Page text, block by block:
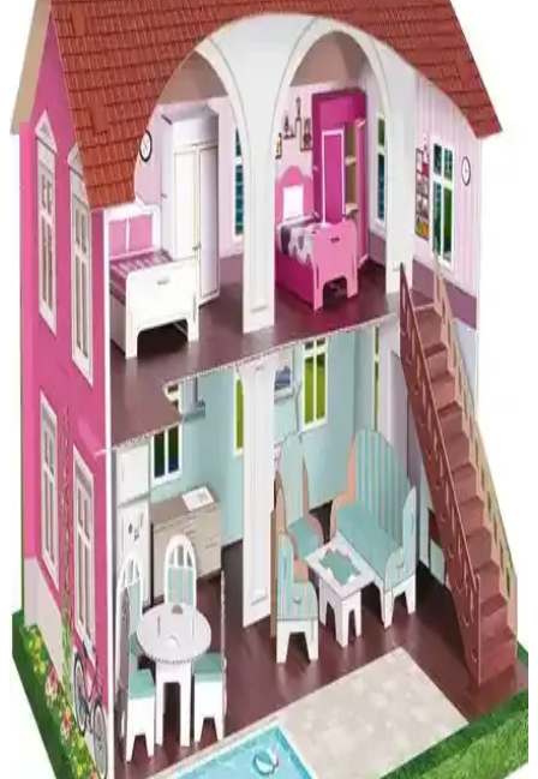
Kosla döşeme temizleyicisi hakkında genel bilgiler, kullanım
önerileri ve dikkat edilmesi gereken noktalar. Güvenli temizlik için
ürün talimatlarına uyulması önemlidir.
Hareketli Balerinli Piyano Müzik Kutuları: Estetik
ve Fonksiyonellik Bir Arada
Hareketli balerinli piyano müzik kutuları, estetik ve fonksiyonel
tasarımıyla ev dekorasyonunu zenginleştirir, nostaljik atmosfer ve şık
detaylar sunar.
ManamaBaby Keçi Kılı Bebek Saç Fırçası: Doğal ve
Güvenilir Bebek Bakım Aracı
ManamaBaby'nin doğal keçi kılı ve ahşap malzemeden tasarladığı
bebek saç fırçası, hassas ciltlere uygun, masaj ve saç gürleşmesine
destek sağlayan güvenilir bir bakım ürünüdür.
Woodylife 32'li Ahşap Mıknatıslı Balık Tutma Seti
Çocuklar İçin Eğitici Oyun Aracı
Çocukların motor becerilerini ve dikkatini geliştiren, doğal ahşap
malzemeden yapılmış 32 parçalık balık tutma seti, eğlenceli ve
eğitici oyun deneyimi sunar.
Kalides Parabox ve Yaprak Hediyelik Parabox
Karşılaştırması: Özellikler ve Kullanıcı Yorumları
İki popüler para biriktirme kutusunun detaylı karşılaştırması: Kalides
ve Yaprak Hediyelik Parabox modellerinin özellikleri, kullanıcı
yorumları ve hangisinin daha uygun olduğuna dair bilgiler.
FDM 7 Parça Ahşap Riga Seti ve SEVDİK Terzi